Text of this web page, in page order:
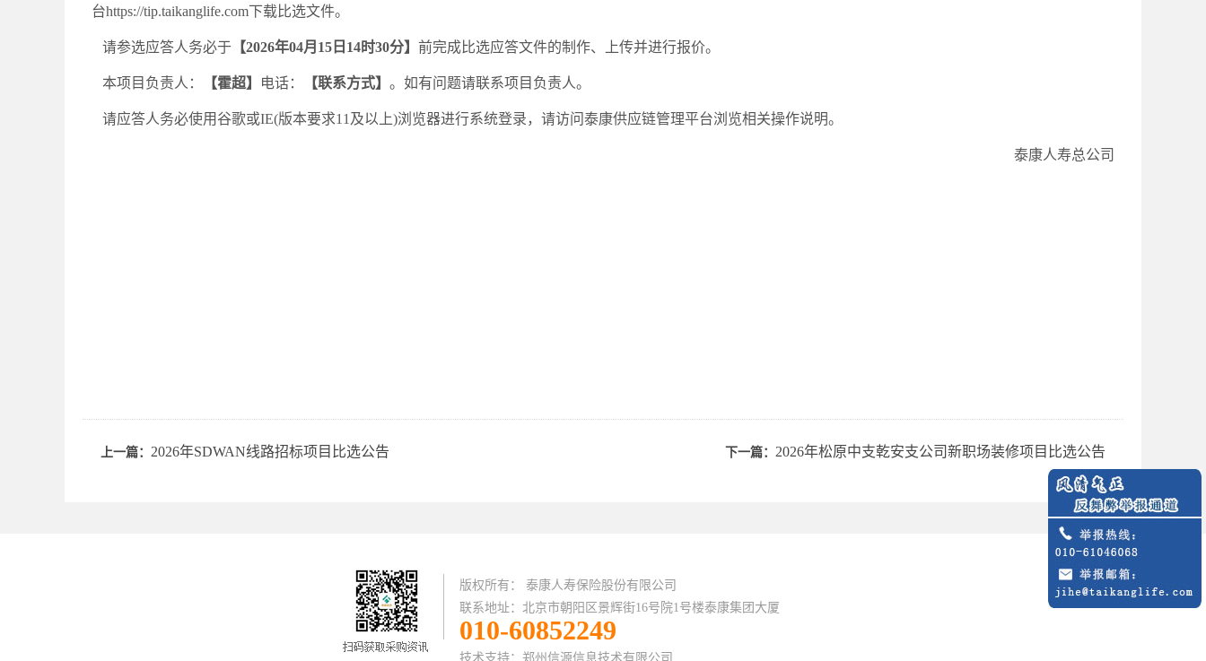
台https://tip.taikanglife.com下载比选文件。
请参选应答人务必于 【2026年04月15日14时30分】 前完成比选应答文件的制作、上传并进行报价。
本项目负责人： 【霍超】 电话： 【联系方式】 。如有问题请联系项目负责人。
请应答人务必使用谷歌或IE(版本要求11及以上)浏览器进行系统登录，请访问泰康供应链管理平台浏览相关操作说明。
泰康人寿总公司
上一篇： 2026年SDWAN线路招标项目比选公告 下一篇： 2026年松原中支乾安支公司新职场装修项目比选公告
版权所有： 泰康人寿保险股份有限公司
联系地址：北京市朝阳区景辉街16号院1号楼泰康集团大厦
010-60852249
技术支持： 郑州信源信息技术有限公司